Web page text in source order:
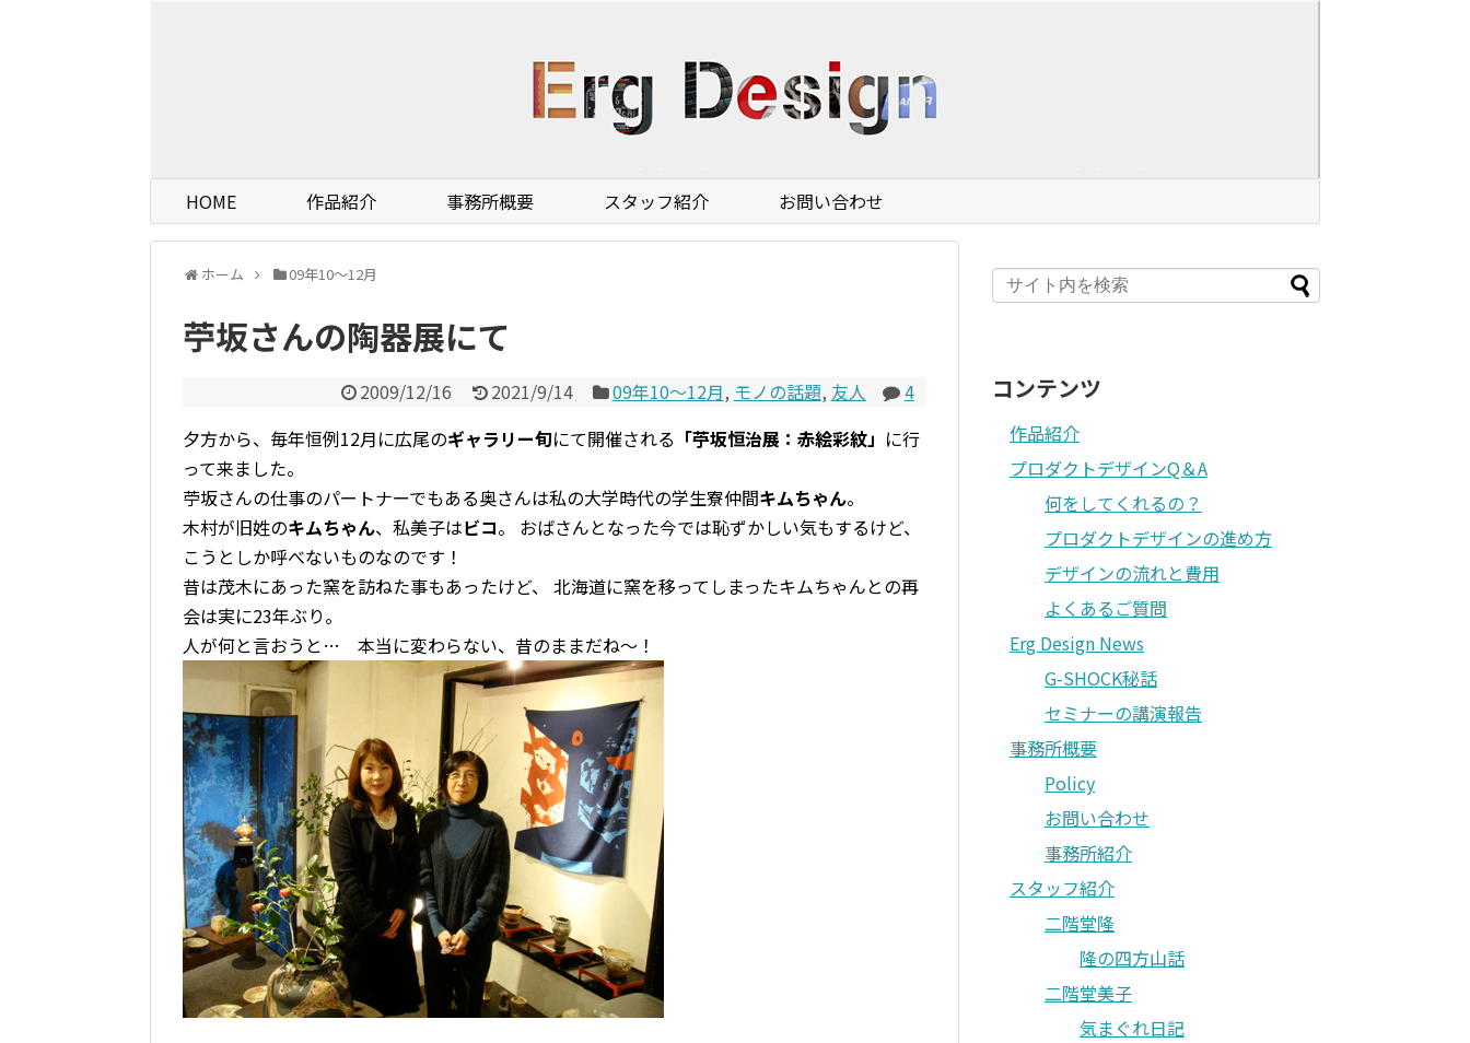
HOME 作品紹介 事務所概要 スタッフ紹介 お問い合わせ
ホーム 09年10〜12月
苧坂さんの陶器展にて
2009/12/16 2021/9/14 09年10〜12月, モノの話題, 友人
4
夕方から、毎年恒例12月に広尾のギャラリー旬にて開催される 「苧坂恒治展：赤絵彩紋」 に行
って来ました。
苧坂さんの仕事のパートナーでもある奥さんは私の大学時代の学生寮仲間キムちゃん。
木村が旧姓のキムちゃん、私美子はビコ。 おばさんとなった今では恥ずかしい気もするけど、
こうとしか呼べないものなのです！
昔は茂木にあった窯を訪ねた事もあったけど、 北海道に窯を移ってしまったキムちゃんとの再
会は実に23年ぶり。
人が何と言おうと… 本当に変わらない、昔のままだね〜！
コンテンツ
作品紹介
プロダクトデザインQ＆A
何をしてくれるの？
プロダクトデザインの進め方
デザインの流れと費用
よくあるご質問
Erg Design News
G-SHOCK秘話
セミナーの講演報告
事務所概要
Policy
お問い合わせ
事務所紹介
スタッフ紹介
二階堂隆
隆の四方山話
二階堂美子
気まぐれ日記